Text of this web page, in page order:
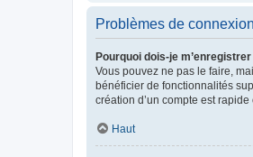
Problèmes de
Pourquoi dois-je m’enregistrer
Vous pouvez ne pas le faire,
bénéficier de fonctionnalités
création d’un compte est
Haut